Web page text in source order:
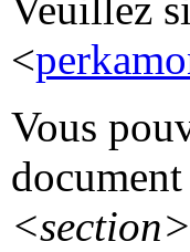
Veuillez
<
Vous
<section>